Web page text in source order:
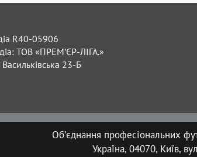
R40-05906
ТОВ «ПРЕМ’ЄР-ЛІГА.»
23-Б
Об’єднання професіональних
Україна, 04070, Київ,